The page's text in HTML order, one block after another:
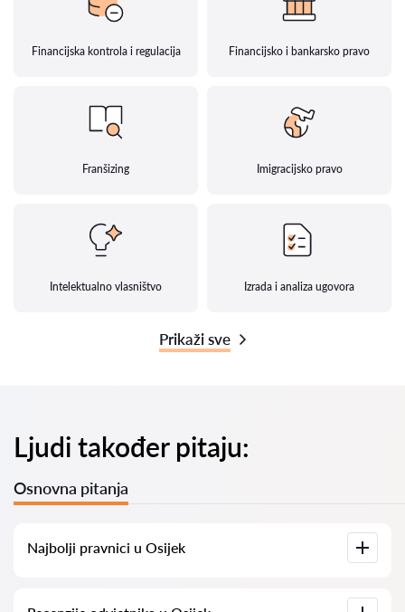
Financijska kontrola i regulacija Financijsko i bankarsko pravo
Franšizing Imigracijsko pravo
Intelektualno vlasništvo Izrada i analiza ugovora
Prikaži sve
Ljudi također pitaju:
Osnovna pitanja
Najbolji pravnici u Osijek